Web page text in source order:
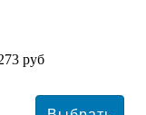
руб